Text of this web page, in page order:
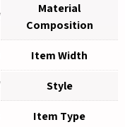
Material
Composition
Item Width
Style
Item Type